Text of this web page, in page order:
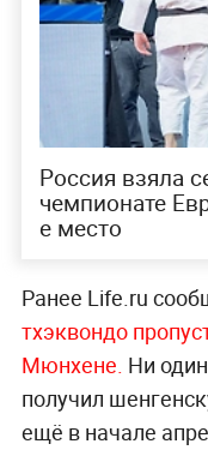
Россия взяла
чемпионате
е место
Ранее Life.ru
тхэквондо
Мюнхене. Ни
получил
ещё в начале